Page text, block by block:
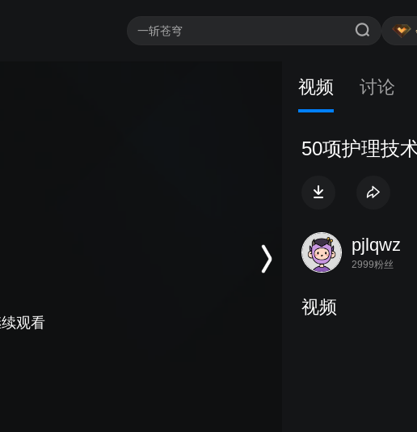
观看
视频 讨论
50项护理技
pjlqwz
2999粉丝
视频